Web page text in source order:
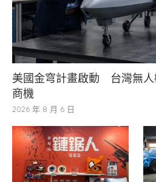
美國金穹計畫啟動 台灣無
商機
2026 年 8 月 6 日